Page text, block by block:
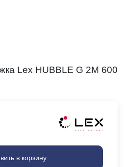
Lex HUBBLE G 2M 600
в корзину